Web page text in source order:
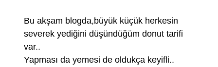
Bu akşam blogda,büyük küçük herkesin
severek yediğini düşündüğüm donut tarifi
var..
Yapması da yemesi de oldukça keyifli..